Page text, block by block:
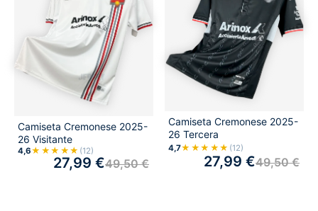
Camiseta Cremonese 2025-
26 Visitante
4,6★★★★★ (12)
49,50€
27,99 €
Camiseta Cremonese 2025-
26 Tercera
4,7★★★★★ (12)
49,50€
27,99 €